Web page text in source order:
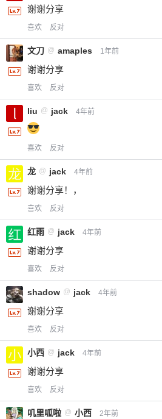
谢谢分享
喜欢 反对
文刀 @ amaples 1年前
谢谢分享
喜欢 反对
liu @ jack 4年前
喜欢 反对
龙 @ jack 4年前
谢谢分享！，
喜欢 反对
红雨 @ jack 4年前
谢谢分享
喜欢 反对
shadow @ jack 4年前
谢谢分享
喜欢 反对
小西 @ jack 4年前
谢谢分享
喜欢 反对
叽里呱啦 @ 小西 2年前